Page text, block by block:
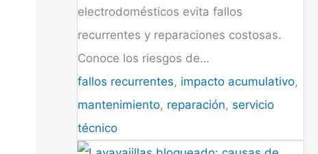
electrodomésticos evita fallos
recurrentes y reparaciones costosas.
Conoce los riesgos de…
fallos recurrentes, impacto acumulativo,
mantenimiento, reparación, servicio
técnico